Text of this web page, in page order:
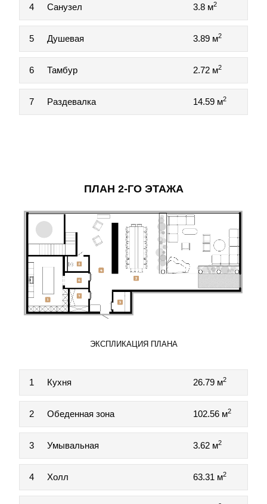
4 Санузел 3.8 м2
5 Душевая 3.89 м2
6 Тамбур 2.72 м2
7 Раздевалка 14.59 м2
ПЛАН 2-ГО ЭТАЖА
ЭКСПЛИКАЦИЯ ПЛАНА
1 Кухня 26.79 м2
2 Обеденная зона 102.56 м2
3 Умывальная 3.62 м2
4 Холл 63.31 м2